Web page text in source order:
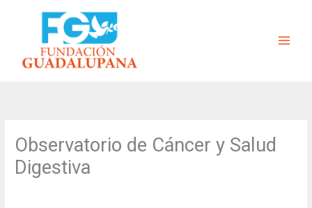
Observatorio de Cáncer y Salud
Digestiva